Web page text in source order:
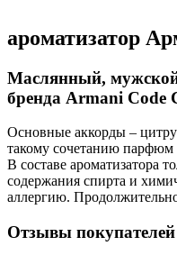
ароматизатор
Маслянный, мужской
бренда Armani Code
Основные аккорды –
такому сочетанию
В составе ароматизатора
содержания спирта и
аллергию.
Отзывы покупателей